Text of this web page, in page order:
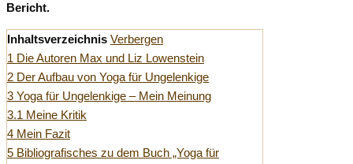
Bericht.
Inhaltsverzeichnis Verbergen
1 Die Autoren Max und Liz Lowenstein
2 Der Aufbau von Yoga für Ungelenkige
3 Yoga für Ungelenkige – Mein Meinung
3.1 Meine Kritik
4 Mein Fazit
5 Bibliografisches zu dem Buch „Yoga für